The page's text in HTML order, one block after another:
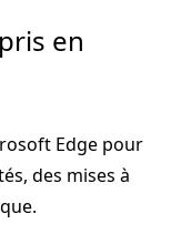
en
Edge pour
des mises à